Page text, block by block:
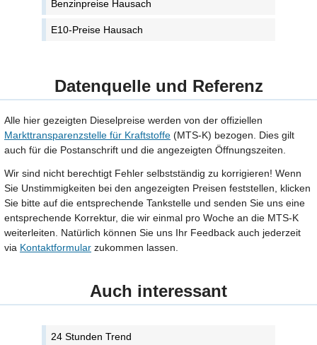
Benzinpreise Hausach
E10-Preise Hausach
Datenquelle und Referenz
Alle hier gezeigten Dieselpreise werden von der offiziellen
Markttransparenzstelle für Kraftstoffe (MTS-K) bezogen. Dies gilt
auch für die Postanschrift und die angezeigten Öffnungszeiten.
Wir sind nicht berechtigt Fehler selbstständig zu korrigieren! Wenn
Sie Unstimmigkeiten bei den angezeigten Preisen feststellen, klicken
Sie bitte auf die entsprechende Tankstelle und senden Sie uns eine
entsprechende Korrektur, die wir einmal pro Woche an die MTS-K
weiterleiten. Natürlich können Sie uns Ihr Feedback auch jederzeit
via Kontaktformular zukommen lassen.
Auch interessant
24 Stunden Trend